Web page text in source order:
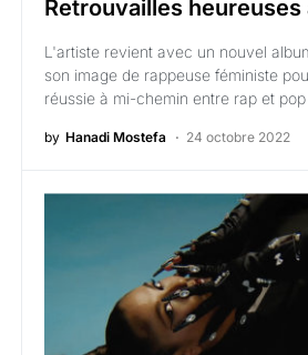
Retrouvailles heureuses
L'artiste revient avec un nouvel
son image de rappeuse féministe
réussie à mi-chemin entre rap et pop
by Hanadi Mostefa 24 octobre 2022